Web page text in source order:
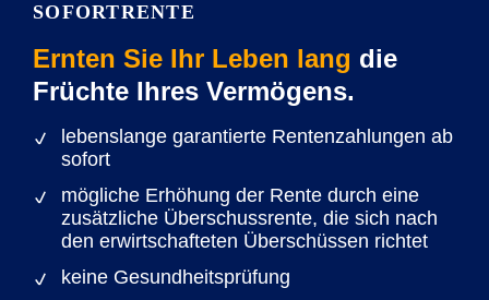
SOFORTRENTE
Ernten Sie Ihr Leben lang die
Früchte Ihres Vermögens.
lebenslange garantierte Rentenzahlungen ab
sofort
mögliche Erhöhung der Rente durch eine
zusätzliche Überschussrente, die sich nach
den erwirtschafteten Überschüssen richtet
keine Gesundheitsprüfung